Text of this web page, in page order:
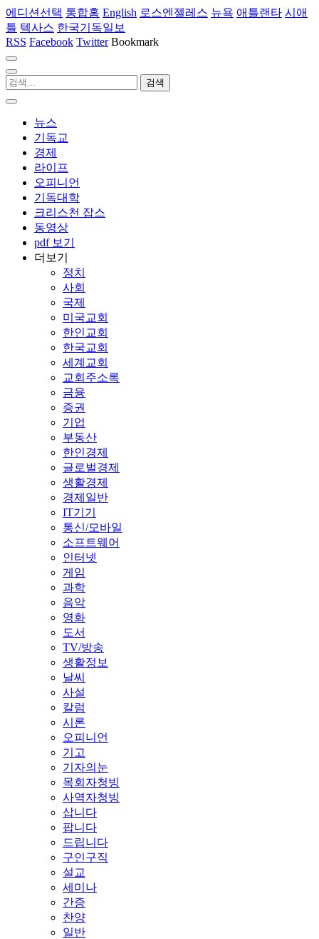
에디션선택 통합홈 English 로스엔젤레스 뉴욕 애틀랜타 시애
틀 텍사스 한국기독일보
RSS Facebook Twitter Bookmark
뉴스
기독교
경제
라이프
오피니언
기독대학
크리스천 잡스
동영상
pdf 보기
더보기
정치
사회
국제
미국교회
한인교회
한국교회
세계교회
교회주소록
금융
증권
기업
부동산
한인경제
글로벌경제
생활경제
경제일반
IT기기
통신/모바일
소프트웨어
인터넷
게임
과학
음악
영화
도서
TV/방송
생활정보
날씨
사설
칼럼
시론
오피니언
기고
기자의눈
목회자청빙
사역자청빙
삽니다
팝니다
드립니다
구인구직
설교
세미나
간증
찬양
일반